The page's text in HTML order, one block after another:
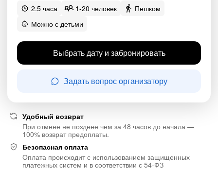
2.5 часа 1-20 человек
Пешком
Можно с детьми
Выбрать дату и забронировать
Задать вопрос организатору
Удобный возврат
При отмене не позднее чем за 48 часов до начала —
100% возврат предоплаты.
Безопасная оплата
Оплата происходит с использованием защищенных
платежных систем и в соответствии с 54-ФЗ